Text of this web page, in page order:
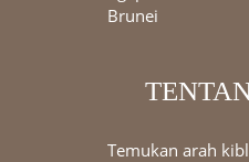
Brunei
Temukan arah